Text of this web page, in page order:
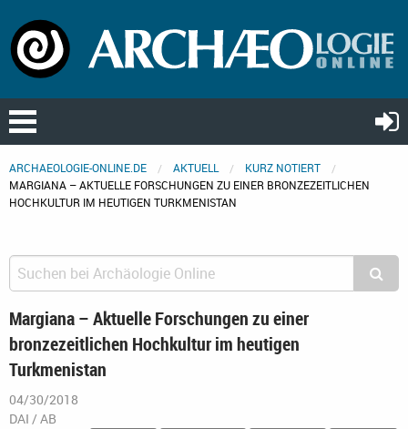
ARCHAEOLOGIE-ONLINE.DE AKTUELL
KURZ NOTIERT
MARGIANA – AKTUELLE FORSCHUNGEN ZU EINER BRONZEZEITLICHEN
HOCHKULTUR IM HEUTIGEN TURKMENISTAN
Margiana – Aktuelle Forschungen zu einer
bronzezeitlichen Hochkultur im heutigen
Turkmenistan
04/30/2018
DAI / AB